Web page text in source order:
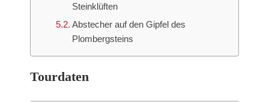
Steinklüften
Abstecher auf den Gipfel des
Plombergsteins
Tourdaten